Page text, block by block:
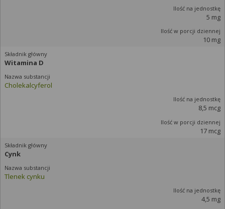
5 mg
10 mg
Witamina D
Cholekalcyferol
8,5 mcg
17 mcg
Cynk
Tlenek cynku
4,5 mg